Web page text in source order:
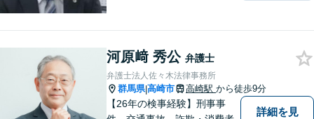
河原﨑 秀公 弁護士
弁護士法人佐々木法律事務所
群馬県|高崎市 高崎駅 から徒歩9分
【26年の検事経験】刑事事
詳細を見